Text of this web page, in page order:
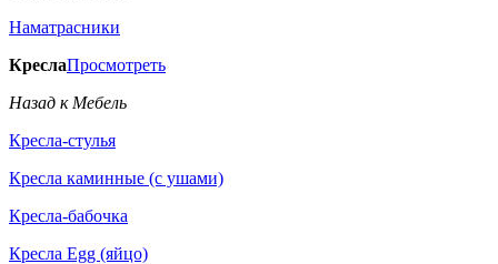
Наматрасники
КреслаПросмотреть
Назад к Мебель
Кресла-стулья
Кресла каминные (с ушами)
Кресла-бабочка
Кресла Egg (яйцо)